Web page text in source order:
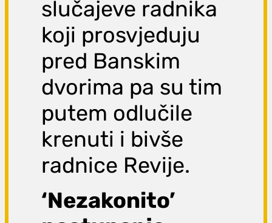
slučajeve radnika
koji prosvjeduju
pred Banskim
dvorima pa su tim
putem odlučile
krenuti i bivše
radnice Revije.
‘Nezakonito’